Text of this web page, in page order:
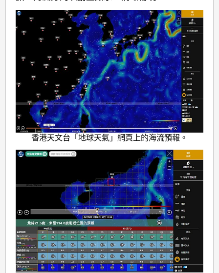
香港天文台「地球天氣」網頁上的海流預報。